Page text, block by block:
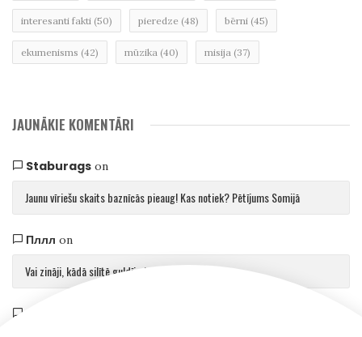
interesanti fakti (50) pieredze (48) bērni (45)
ekumenisms (42) mūzika (40) misija (37)
JAUNĀKIE KOMENTĀRI
Staburagson
Jaunu vīriešu skaits baznīcās pieaug! Kas notiek? Pētījums Somijā
Пллл on
Vai zināji, kādā silītē guldīja Jēzu?